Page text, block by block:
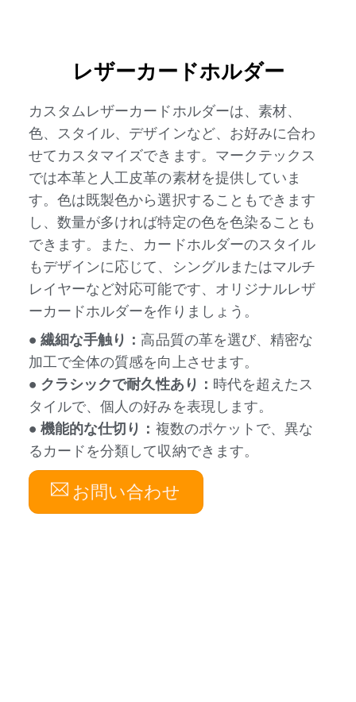
レザーカードホルダー
カスタムレザーカードホルダーは、素材、
色、スタイル、デザインなど、お好みに合わ
せてカスタマイズできます。マークテックス
では本革と人工皮革の素材を提供していま
す。色は既製色から選択することもできます
し、数量が多ければ特定の色を色染ることも
できます。また、カードホルダーのスタイル
もデザインに応じて、シングルまたはマルチ
レイヤーなど対応可能です、オリジナルレザ
ーカードホルダーを作りましょう。
● 繊細な手触り： 高品質の革を選び、精密な
加工で全体の質感を向上させます。
● クラシックで耐久性あり： 時代を超えたス
タイルで、個人の好みを表現します。
● 機能的な仕切り： 複数のポケットで、異な
るカードを分類して収納できます。
お問い合わせ